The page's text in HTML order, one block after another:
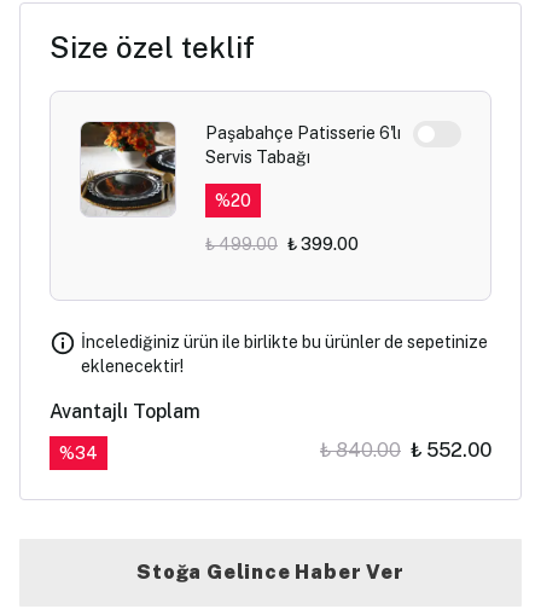
Size özel teklif
Paşabahçe Patisserie 6'lı
Servis Tabağı
%20
₺ 499.00 ₺ 399.00
İncelediğiniz ürün ile birlikte bu ürünler de sepetinize
eklenecektir!
Avantajlı Toplam
%34 ₺ 840.00 ₺ 552.00
Stoğa Gelince Haber Ver